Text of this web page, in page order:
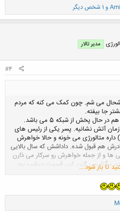
و 1 شخص دیگر
مدیر تالار
#4
می شم. چون کمک می کنه که مردم
جا بیفته.
یکی از این سریال ها که هم اکنون هم در حال پخش از شبکه 5 می باشد.
مربوط به سازمان آتش نشانیه. پسر یکی از رئیس های
متالورژی می خونه و حالا خواهرش
هم قبول شده. داداشش که سال بالایی
و از جمله خواهرش رو سرکار می ذارن
برگزار می کنن. این قسمت دیشب بود.
حرکت وضعی زمین را بر خوردگی
دیگه. بعد خواهرش برمی گرده می گه
هم می گه "متالورژی که الکی نیست
کلی هم جلو بقیه کلاس گذاشتم. اگه
تا باز شود...